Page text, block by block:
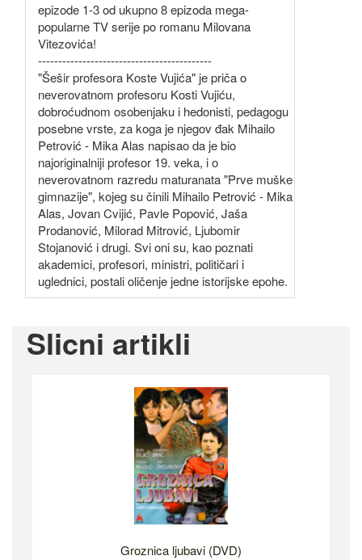
epizode 1-3 od ukupno 8 epizoda mega-
popularne TV serije po romanu Milovana
Vitezovića!
-------------------------------------------
"Šešir profesora Koste Vujića" je priča o
neverovatnom profesoru Kosti Vujiću,
dobroćudnom osobenjaku i hedonisti, pedagogu
posebne vrste, za koga je njegov đak Mihailo
Petrović - Mika Alas napisao da je bio
najoriginalniji profesor 19. veka, i o
neverovatnom razredu maturanata "Prve muške
gimnazije", kojeg su činili Mihailo Petrović - Mika
Alas, Jovan Cvijić, Pavle Popović, Jaša
Prodanović, Milorad Mitrović, Ljubomir
Stojanović i drugi. Svi oni su, kao poznati
akademici, profesori, ministri, političari i
uglednici, postali oličenje jedne istorijske epohe.
Slicni artikli
Groznica ljubavi (DVD)